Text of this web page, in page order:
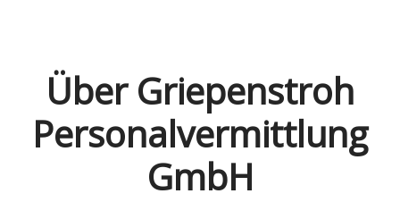
Über Griepenstroh
Personalvermittlung
GmbH